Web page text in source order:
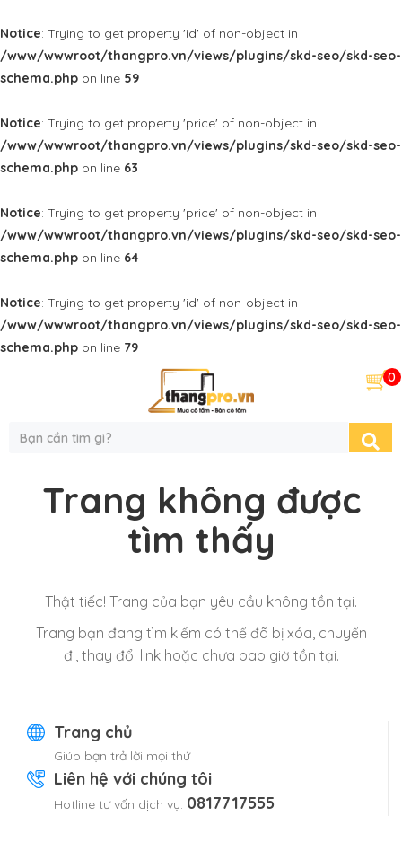
Notice: Trying to get property 'id' of non-object in
/www/wwwroot/thangpro.vn/views/plugins/skd-seo/skd-seo-
schema.php on line 59
Notice: Trying to get property 'price' of non-object in
/www/wwwroot/thangpro.vn/views/plugins/skd-seo/skd-seo-
schema.php on line 63
Notice: Trying to get property 'price' of non-object in
/www/wwwroot/thangpro.vn/views/plugins/skd-seo/skd-seo-
schema.php on line 64
Notice: Trying to get property 'id' of non-object in
/www/wwwroot/thangpro.vn/views/plugins/skd-seo/skd-seo-
schema.php on line 79
0
Trang không được
tìm thấy
Thật tiếc! Trang của bạn yêu cầu không tồn tại.
Trang bạn đang tìm kiếm có thể đã bị xóa, chuyển
đi, thay đổi link hoặc chưa bao giờ tồn tại.
Trang chủ
Giúp bạn trả lời mọi thứ
Liên hệ với chúng tôi
Hotline tư vấn dịch vụ: 0817717555